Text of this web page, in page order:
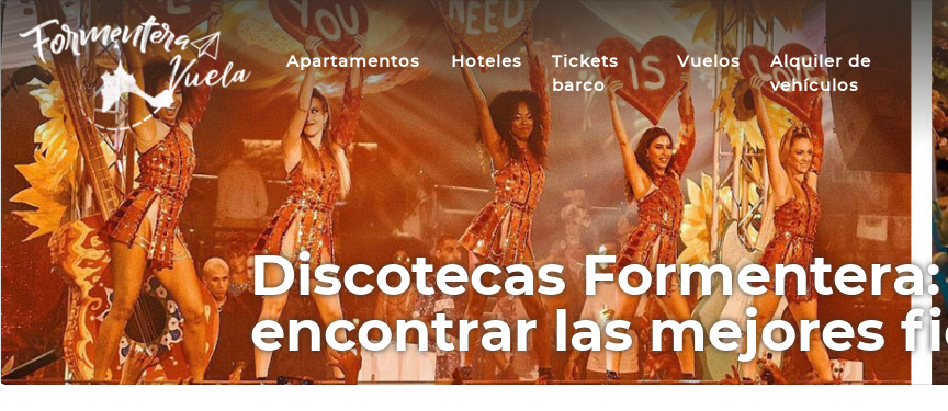
Apartamentos Hoteles
Tickets
barco
Vuelos
Alquiler de
vehículos
Discotecas
encontrar las mejores